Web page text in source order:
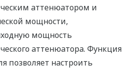
аттенюатором и
мощности,
мощность
аттенюатора. Функция
позволяет настроить